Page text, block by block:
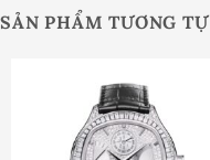
SẢN PHẨM TƯƠNG TỰ